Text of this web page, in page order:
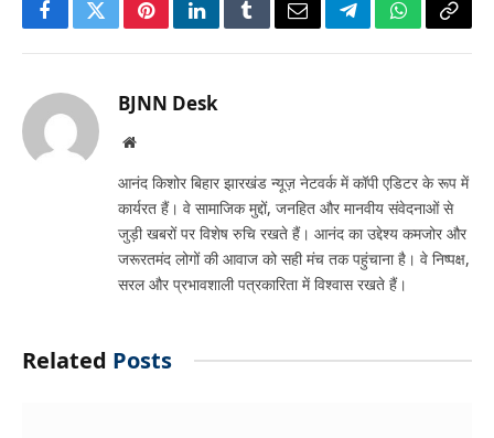
FacebookTwitterPinterestLinkedInTumblrEmailTelegramWhatsApp
Copy
BJNN Desk
Website
आनंद किशोर बिहार झारखंड न्यूज़ नेटवर्क में कॉपी एडिटर के रूप में
कार्यरत हैं। वे सामाजिक मुद्दों, जनहित और मानवीय संवेदनाओं से
जुड़ी खबरों पर विशेष रुचि रखते हैं। आनंद का उद्देश्य कमजोर और
जरूरतमंद लोगों की आवाज को सही मंच तक पहुंचाना है। वे निष्पक्ष,
सरल और प्रभावशाली पत्रकारिता में विश्वास रखते हैं।
Related Posts